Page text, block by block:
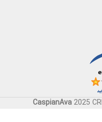
CaspianAva 2025